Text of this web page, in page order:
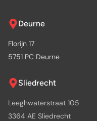
Deurne
Florijn 17
5751 PC Deurne
Sliedrecht
Leeghwaterstraat 105
3364 AE Sliedrecht